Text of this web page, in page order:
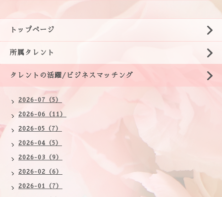
トップページ
所属タレント
タレントの活躍/ビジネスマッチング
2026-07（5）
2026-06（11）
2026-05（7）
2026-04（5）
2026-03（9）
2026-02（6）
2026-01（7）